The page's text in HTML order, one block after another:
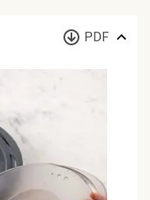
PDF